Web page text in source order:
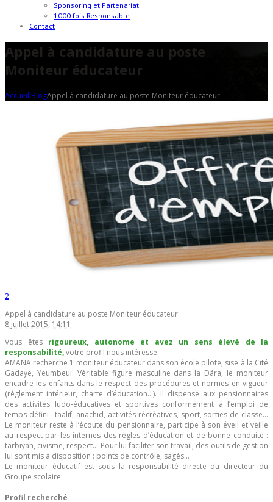
Sponsoring et Partenariat
1000 fois Responsable
Contact
Appel à candidature au poste
Moniteur éducateur
Accueil BlogAppel à candidature au poste Moniteur éducateur
2
Appel à candidature au poste Moniteur éducateur
8 juillet 2015, 14:11
Vous êtes rigoureux, autonome et avez un sens élevé de la
responsabilité,votre profil nous intéresse.
AMANA recherche 1 moniteur éducateur dans son école pilote, sise à la Cité
Gadaye, Yeumbeul. Véritable figure masculine dans la Dâra, le moniteur
encadre les enfants dans le respect des procédures et normes en vigueur
(règlement intérieur, charte d’éducation…). Il dispense aux pensionnaires
des activités ludo-éducatives et sportives conformément à l’emploi de
temps défini : taalif, anachid, activités récréatives, sport, sorties de classe…
Le moniteur reste à l’écoute du pensionnaire, participe à son éveil et veille
au respect par les internes des règles d’éducation et de bonne conduite :
tarbiyah, civisme, respect… Pour lui faciliter son travail, des outils de gestion
lui sont mis à disposition : points de contrôle, sagès…
Le moniteur éducatif est sous la responsabilité directe du directeur du
Groupe scolaire.
Profil recherché